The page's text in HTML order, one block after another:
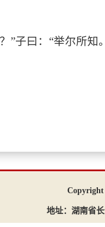
”子曰：“举尔所
Copyright
地址：湖南省